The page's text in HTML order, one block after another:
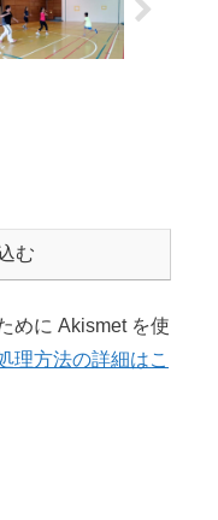
む
めに Akismet を使
理方法の詳細はこ